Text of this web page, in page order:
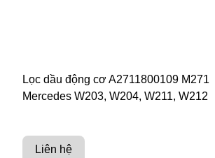
Lọc dầu động cơ A2711800109 M271
Mercedes W203, W204, W211, W212
Liên hệ